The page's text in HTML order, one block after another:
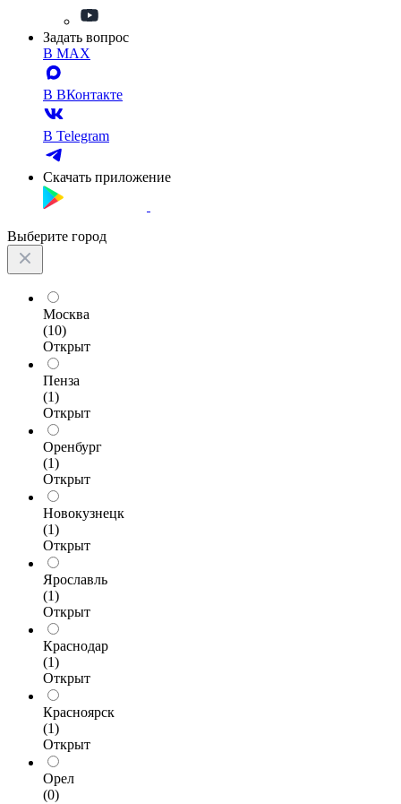
Задать вопрос
В MAX
В ВКонтакте
В Telegram
Скачать приложение
Выберите город
Москва
(10)
Открыт
Пенза
(1)
Открыт
Оренбург
(1)
Открыт
Новокузнецк
(1)
Открыт
Ярославль
(1)
Открыт
Краснодар
(1)
Открыт
Красноярск
(1)
Открыт
Орел
(0)